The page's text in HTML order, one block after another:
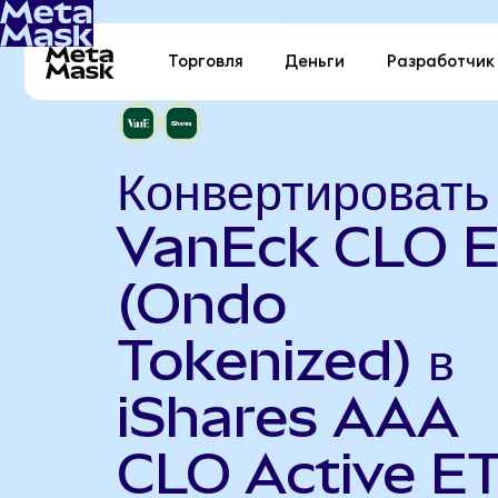
Торговля Деньги Разработчик
Конвертировать
VanEck CLO
(Ondo
Tokenized) в
iShares AAA
CLO Active